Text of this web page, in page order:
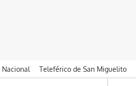
Nacional Teleférico de San Miguelito